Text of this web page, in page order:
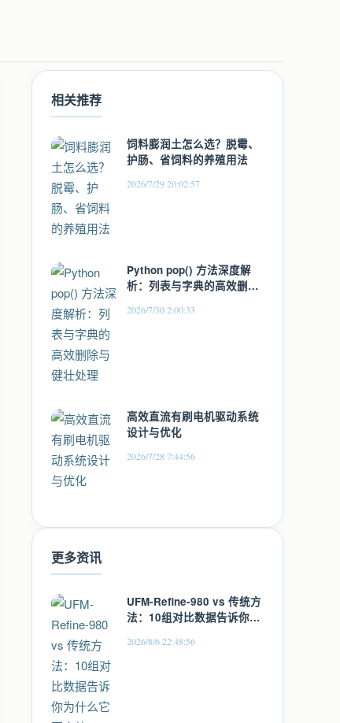
相关推荐
饲料膨润土怎么选？脱霉、
护肠、省饲料的养殖用法
2026/7/29 20:02:57
Python pop() 方法深度解
析：列表与字典的高效删除
2026/7/30 2:00:33
高效直流有刷电机驱动系统
设计与优化
2026/7/28 7:44:56
更多资讯
UFM-Refine-980 vs 传统方
法：10组对比数据告诉你为
2026/8/6 22:48:56